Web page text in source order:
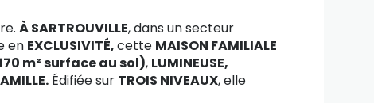
À SARTROUVILLE, dans un secteur
en EXCLUSIVITÉ,cette MAISON FAMILIALE
m² surface au sol), LUMINEUSE,
Édifiée sur TROIS NIVEAUX, elle